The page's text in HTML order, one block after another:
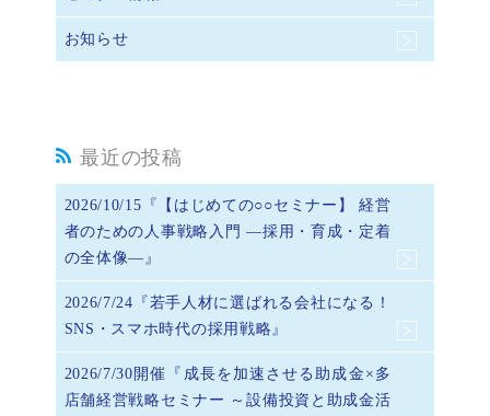
お知らせ
最近の投稿
2026/10/15『【はじめての○○セミナー】 経営
者のための人事戦略入門 ―採用・育成・定着
の全体像―』
2026/7/24『若手人材に選ばれる会社になる！
SNS・スマホ時代の採用戦略』
2026/7/30開催『成長を加速させる助成金×多
店舗経営戦略セミナー ～設備投資と助成金活